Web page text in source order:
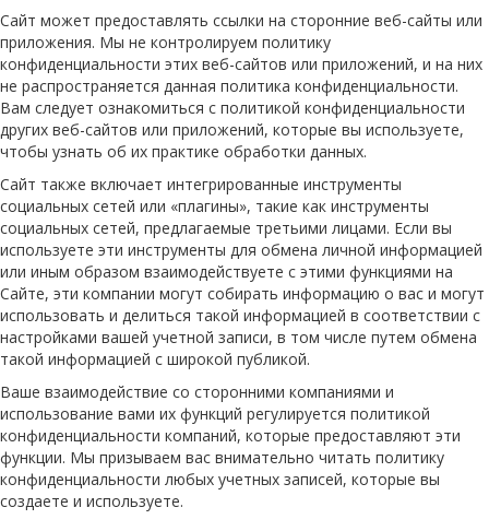
Сайт может предоставлять ссылки на сторонние веб-сайты или
приложения. Мы не контролируем политику
конфиденциальности этих веб-сайтов или приложений, и на них
не распространяется данная политика конфиденциальности.
Вам следует ознакомиться с политикой конфиденциальности
других веб-сайтов или приложений, которые вы используете,
чтобы узнать об их практике обработки данных.
Сайт также включает интегрированные инструменты
социальных сетей или «плагины», такие как инструменты
социальных сетей, предлагаемые третьими лицами. Если вы
используете эти инструменты для обмена личной информацией
или иным образом взаимодействуете с этими функциями на
Сайте, эти компании могут собирать информацию о вас и могут
использовать и делиться такой информацией в соответствии с
настройками вашей учетной записи, в том числе путем обмена
такой информацией с широкой публикой.
Ваше взаимодействие со сторонними компаниями и
использование вами их функций регулируется политикой
конфиденциальности компаний, которые предоставляют эти
функции. Мы призываем вас внимательно читать политику
конфиденциальности любых учетных записей, которые вы
создаете и используете.